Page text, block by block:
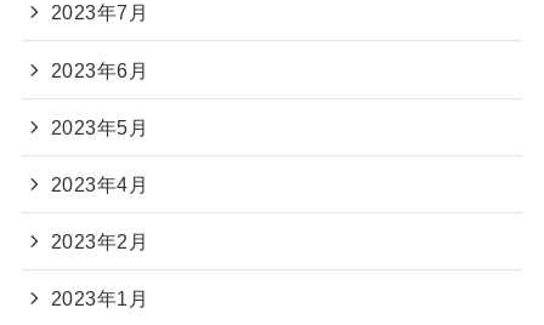
2023年7月
2023年6月
2023年5月
2023年4月
2023年2月
2023年1月